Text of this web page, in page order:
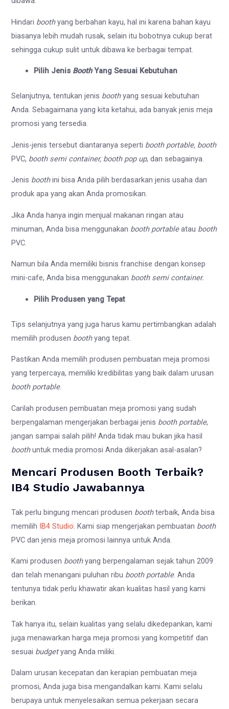
Hindari boothyang berbahan kayu, hal ini karena bahan kayu
biasanya lebih mudah rusak, selain itu bobotnya cukup berat
sehingga cukup sulit untuk dibawa ke berbagai tempat.
Pilih Jenis BoothYang Sesuai Kebutuhan
Selanjutnya, tentukan jenis boothyang sesuai kebutuhan
Anda. Sebagaimana yang kita ketahui, ada banyak jenis meja
promosi yang tersedia.
Jenis-jenis tersebut diantaranya seperti booth portable, booth
PVC, booth semi container, booth pop up, dan sebagainya.
Jenis boothini bisa Anda pilih berdasarkan jenis usaha dan
produk apa yang akan Anda promosikan.
Jika Anda hanya ingin menjual makanan ringan atau
minuman, Anda bisa menggunakan booth portableatau booth
PVC.
Namun bila Anda memiliki bisnis franchise dengan konsep
mini-cafe, Anda bisa menggunakan booth semi container.
Pilih Produsen yang Tepat
Tips selanjutnya yang juga harus kamu pertimbangkan adalah
memilih produsen boothyang tepat.
Pastikan Anda memilih produsen pembuatan meja promosi
yang terpercaya, memiliki kredibilitas yang baik dalam urusan
booth portable.
Carilah produsen pembuatan meja promosi yang sudah
berpengalaman mengerjakan berbagai jenis booth portable,
jangan sampai salah pilih! Anda tidak mau bukan jika hasil
boothuntuk media promosi Anda dikerjakan asal-asalan?
Mencari Produsen Booth Terbaik?
IB4 Studio Jawabannya
Tak perlu bingung mencari produsen boothterbaik, Anda bisa
memilih IB4 Studio. Kami siap mengerjakan pembuatan booth
PVC dan jenis meja promosi lainnya untuk Anda.
Kami produsen boothyang berpengalaman sejak tahun 2009
dan telah menangani puluhan ribu booth portable. Anda
tentunya tidak perlu khawatir akan kualitas hasil yang kami
berikan.
Tak hanya itu, selain kualitas yang selalu dikedepankan, kami
juga menawarkan harga meja promosi yang kompetitif dan
sesuai budgetyang Anda miliki.
Dalam urusan kecepatan dan kerapian pembuatan meja
promosi, Anda juga bisa mengandalkan kami. Kami selalu
berupaya untuk menyelesaikan semua pekerjaan secara